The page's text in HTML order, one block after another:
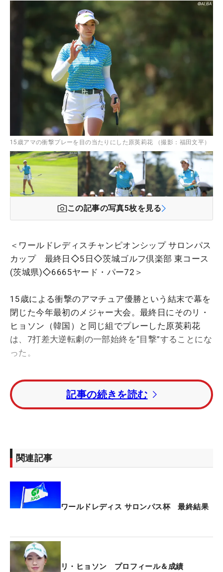
15歳アマの衝撃プレーを目の当たりにした原英莉花 （撮影：福田文平）
この記事の写真5枚を見る
＜ワールドレディスチャンピオンシップ サロンパス
カップ 最終日◇5日◇茨城ゴルフ倶楽部 東コース
(茨城県)◇6665ヤード・パー72＞
15歳による衝撃のアマチュア優勝という結末で幕を
閉じた今年最初のメジャー大会。最終日にそのリ・
ヒョソン（韓国）と同じ組でプレーした原英莉花
は、7打差大逆転劇の一部始終を“目撃”することにな
った。
その感想は「すばらしいプレー。最後もイーグル締
めで、私も頑張りたいですね」というもの。風が吹
くなか最終18番で果敢に2オンを狙い、逆転がかか
さらに、怖いもの知らずの“攻撃姿勢”も目を見張る
が端に振ってあっても狙っていました。難しいアプ
ローチもパーセーブしていたし、それがいいスコア
欲さが生んだアグレッシブなプレーだったともいえ
る。
記事の続きを読む
関連記事
ワールドレディス サロンパス杯 最終結果
リ・ヒョソン プロフィール＆成績